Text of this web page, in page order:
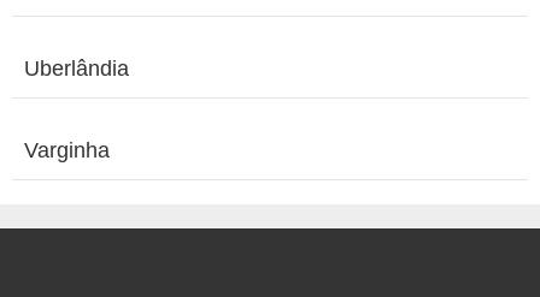
Uberlândia
Varginha